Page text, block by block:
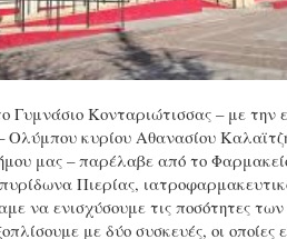
Γυμνάσιο Κονταριώτισσας – με την
κυρίου Αθανασίου
μας – παρέλαβε από το
Πιερίας,
να ενισχύσουμε τις ποσότητες
με δύο συσκευές, οι οποίες